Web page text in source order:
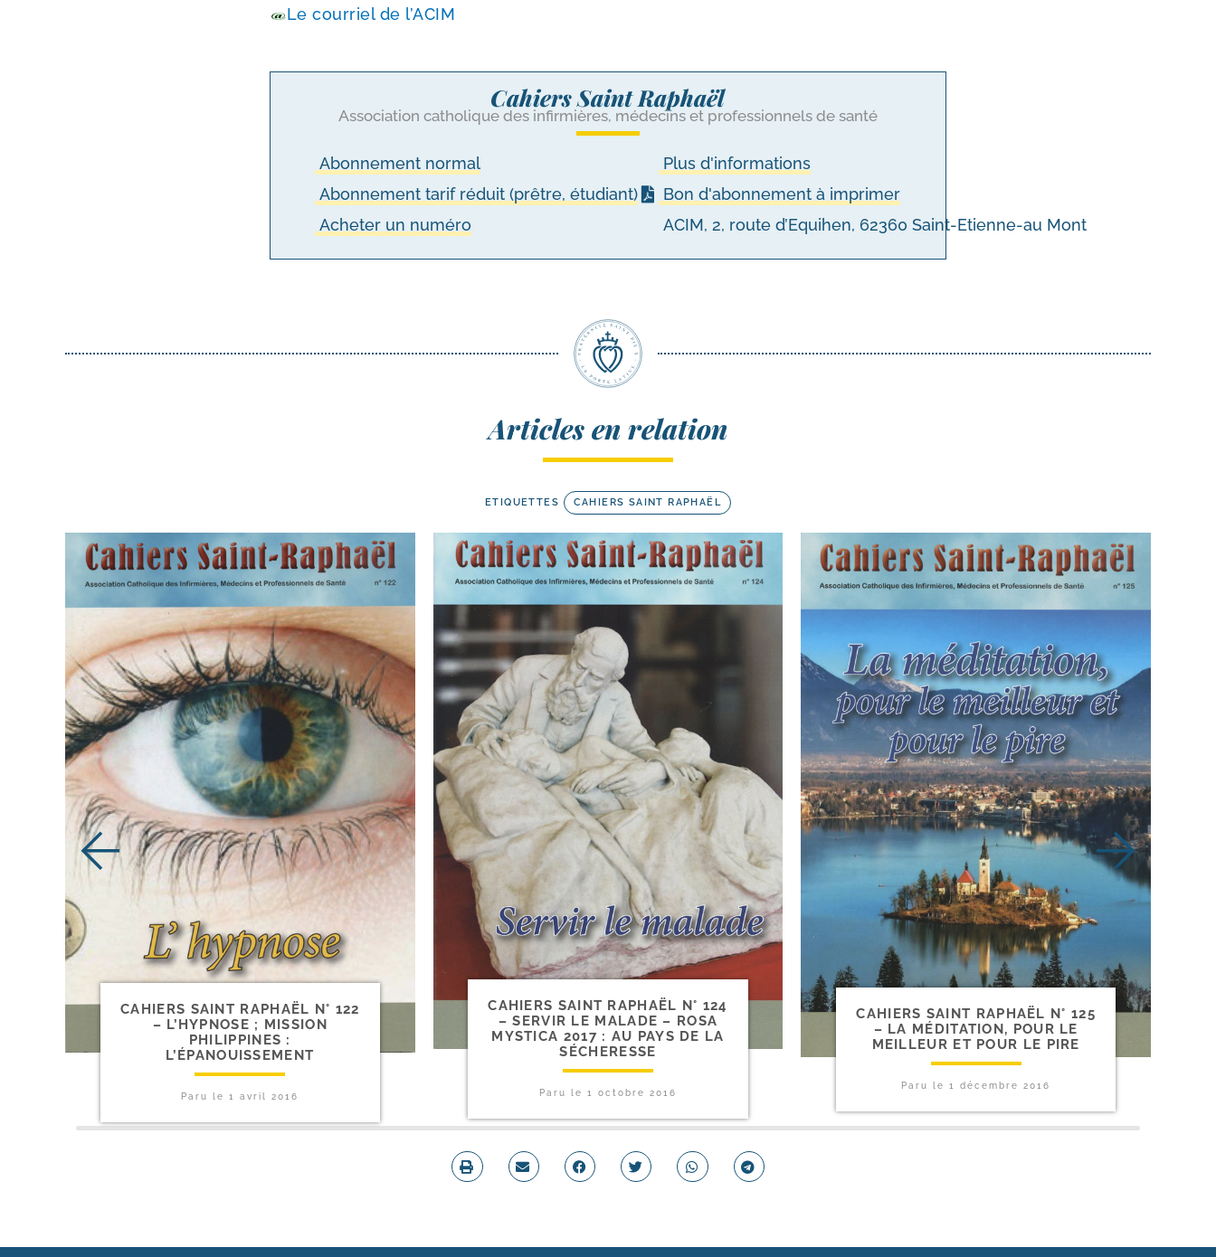
Le cour­riel de l’ACIM
Cahiers Saint Raphaël
Association catholique des infirmières, médecins et professionnels de santé
Abonnement normal
Abonnement tarif réduit (prêtre, étudiant)
Acheter un numéro
Plus d'informations
Bon d'abonnement à imprimer
ACIM, 2, route d’Equihen, 62360 Saint-Etienne-au Mont
Articles en relation
ETIQUETTES CAHIERS SAINT RAPHAËL
CAHIERS SAINT RAPHAËL N° 122
– L’HYPNOSE ; MISSION
PHILIPPINES :
L’ÉPANOUISSEMENT
Paru le1 avril 2016
CAHIERS SAINT RAPHAËL N° 124
– SERVIR LE MALADE – ROSA
MYSTICA 2017 : AU PAYS DE LA
SÉCHERESSE
Paru le 1 octobre 2016
CAHIERS SAINT RAPHAËL N° 125
– LA MÉDITATION, POUR LE
MEILLEUR ET POUR LE PIRE
Paru le1 décembre 2016